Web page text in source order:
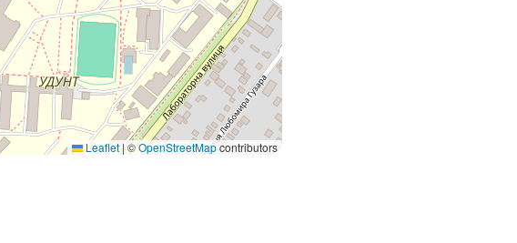
Leaflet |©OpenStreetMapcontributors